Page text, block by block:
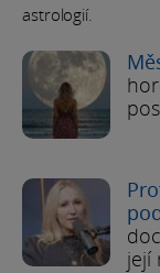
astrologií.
její